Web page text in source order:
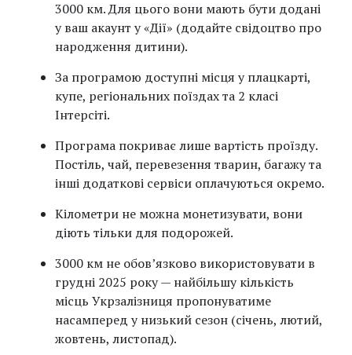
3000 км. Для цього вони мають бути додані
у ваш акаунт у «Дії» (додайте свідоцтво про
народження дитини).
За програмою доступні місця у плацкарті,
купе, регіональних поїздах та 2 класі
Інтерсіті.
Програма покриває лише вартість проїзду.
Постіль, чай, перевезення тварин, багажу та
інші додаткові сервіси оплачуються окремо.
Кілометри не можна монетизувати, вони
діють тільки для подорожей.
3000 км не обов’язково використовувати в
грудні 2025 року — найбільшу кількість
місць Укрзалізниця пропонуватиме
насамперед у низький сезон (січень, лютий,
жовтень, листопад).